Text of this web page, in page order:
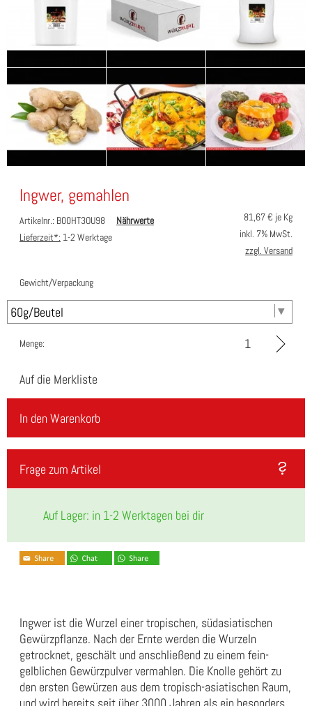
Ingwer, gemahlen
Artikelnr.: B00HT3OU98
Nährwerte
Lieferzeit*: 1-2 Werktage
81,67€ je Kg
inkl. 7% MwSt.
zzgl. Versand
Gewicht/Verpackung
Menge:
Auf die Merkliste
In den Warenkorb
Frage zum Artikel
Auf Lager: in 1-2 Werktagen bei dir
Ingwer ist die Wurzel einer tropischen, südasiatischen
Gewürzpflanze. Nach der Ernte werden die Wurzeln
getrocknet, geschält und anschließend zu einem fein-
gelblichen Gewürzpulver vermahlen. Die Knolle gehört zu
den ersten Gewürzen aus dem tropisch-asiatischen Raum,